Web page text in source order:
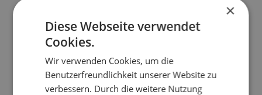
Zubehör-Artikel
×
Diese Webseite verwendet
Cookies.
Wir verwenden Cookies, um die
Benutzerfreundlichkeit unserer Website zu
verbessern. Durch die weitere Nutzung